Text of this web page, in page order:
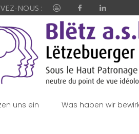
NOUS :
uns ein Was haben wir